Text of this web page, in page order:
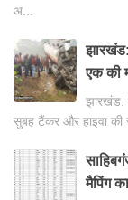
अ...
एक की
झारखंड:
सुबह टैंकर और हाइवा की
मैपिंग